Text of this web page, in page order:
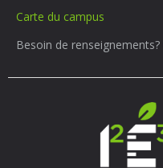
Carte du campus
Besoin de renseignements?